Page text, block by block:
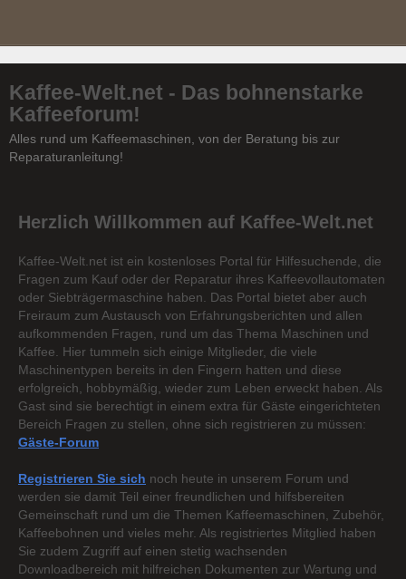
Kaffee-Welt.net - Das bohnenstarke
Kaffeeforum!
Alles rund um Kaffeemaschinen, von der Beratung bis zur
Reparaturanleitung!
Herzlich Willkommen auf Kaffee-Welt.net
Kaffee-Welt.net ist ein kostenloses Portal für Hilfesuchende, die
Fragen zum Kauf oder der Reparatur ihres Kaffeevollautomaten
oder Siebträgermaschine haben. Das Portal bietet aber auch
Freiraum zum Austausch von Erfahrungsberichten und allen
aufkommenden Fragen, rund um das Thema Maschinen und
Kaffee. Hier tummeln sich einige Mitglieder, die viele
Maschinentypen bereits in den Fingern hatten und diese
erfolgreich, hobbymäßig, wieder zum Leben erweckt haben. Als
Gast sind sie berechtigt in einem extra für Gäste eingerichteten
Bereich Fragen zu stellen, ohne sich registrieren zu müssen:
Gäste-Forum
Registrieren Sie sich noch heute in unserem Forum und
werden sie damit Teil einer freundlichen und hilfsbereiten
Gemeinschaft rund um die Themen Kaffeemaschinen, Zubehör,
Kaffeebohnen und vieles mehr. Als registriertes Mitglied haben
Sie zudem Zugriff auf einen stetig wachsenden
Downloadbereich mit hilfreichen Dokumenten zur Wartung und